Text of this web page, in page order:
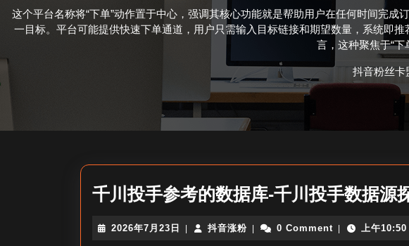
这个平台名称将“下单”动作置于中心，强调其核心功能就是帮助用户在任何时间完
一目标。平台可能提供快速下单通道，用户只需输入目标链接和期望数量，系统即
言，这种聚焦于“下
抖音粉丝卡
千川投手参考的数据库-千川投手数据源
2026年7月23日
2026 抖音涨粉抖
0 Comment 上午10:50